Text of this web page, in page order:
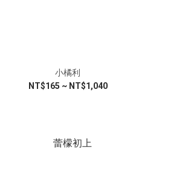
小橘利
NT$165 ~ NT$1,040